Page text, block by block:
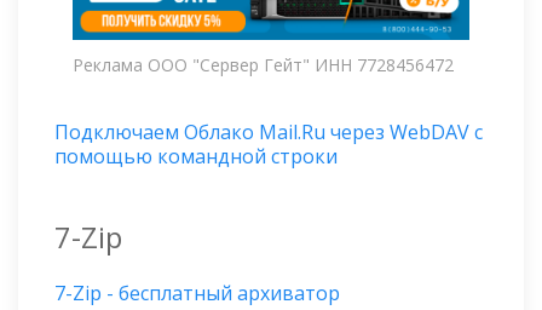
Реклама ООО "Сервер Гейт" ИНН 7728456472
Подключаем Облако Mail.Ru через WebDAV с
помощью командной строки
7-Zip
7-Zip - бесплатный архиватор